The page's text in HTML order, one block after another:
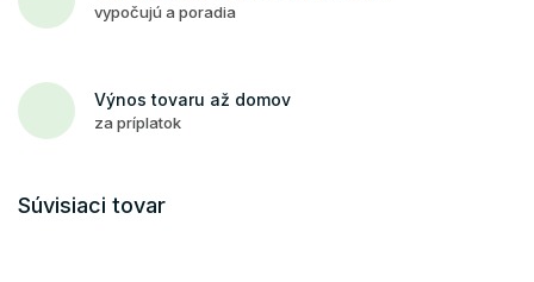
vypočujú a poradia
Výnos tovaru až domov
za príplatok
Súvisiaci tovar